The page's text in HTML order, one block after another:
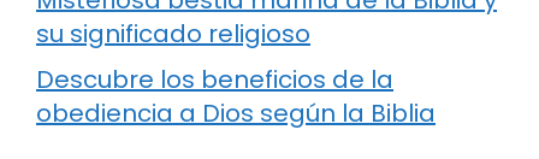
su significado religioso
Descubre los beneficios de la
obediencia a Dios según la Biblia